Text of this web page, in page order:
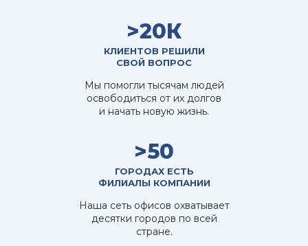
>20К
КЛИЕНТОВ РЕШИЛИ
СВОЙ ВОПРОС
Мы помогли тысячам людей
освободиться от их долгов
и начать новую жизнь.
>50
ГОРОДАХ ЕСТЬ
ФИЛИАЛЫ КОМПАНИИ
Наша сеть офисов охватывает
десятки городов по всей
стране.